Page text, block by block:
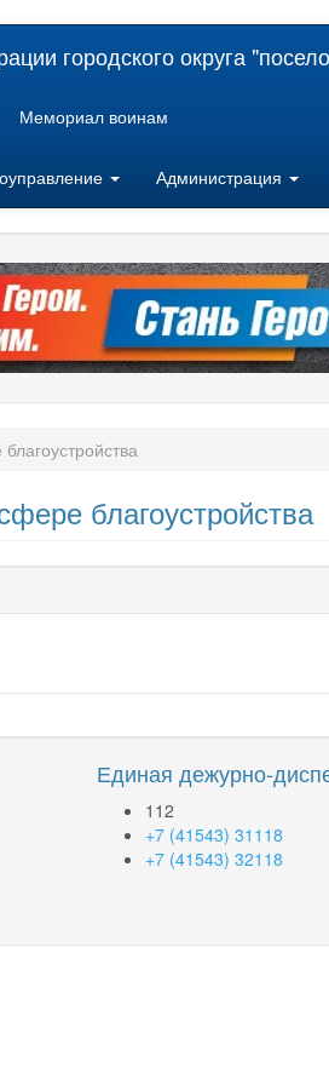
городского округа
Мемориал воинам
Администрация
благоустройства
Единая дежурно-
112
+7 (41543) 31118
+7 (41543) 32118